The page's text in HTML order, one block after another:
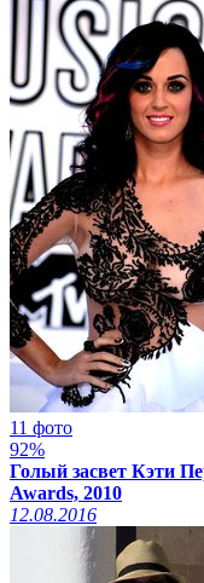
11 фото
92%
Голый засвет Кэти
Awards, 2010
12.08.2016